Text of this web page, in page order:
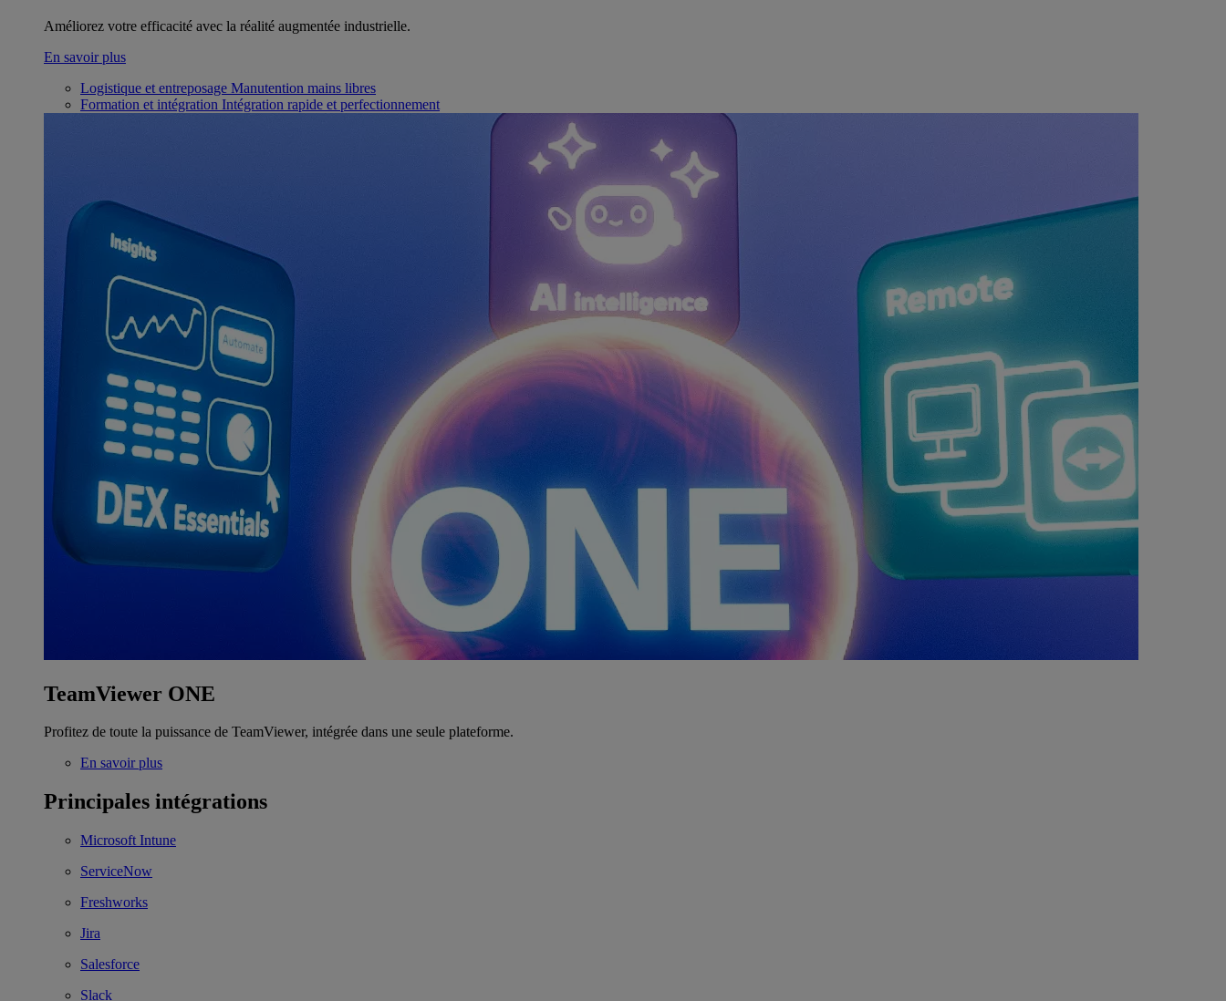
Améliorez votre efficacité avec la réalité augmentée industrielle.
En savoir plus
Logistique et entreposage Manutention mains libres
Formation et intégration Intégration rapide et perfectionnement
TeamViewer ONE
Profitez de toute la puissance de TeamViewer, intégrée dans une seule plateforme.
En savoir plus
Principales intégrations
Microsoft Intune
ServiceNow
Freshworks
Jira
Salesforce
Slack